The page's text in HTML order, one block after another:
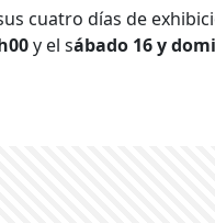
cuatro días de
y el sábado 16 y